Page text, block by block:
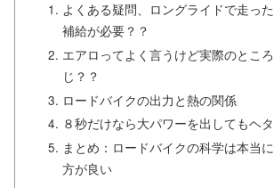
よくある疑問、ロングライドで走っ
補給が必要？？
エアロってよく言うけど実際のとこ
じ？？
ロードバイクの出力と熱の関係
８秒だけなら大パワーを出してもヘ
まとめ：ロードバイクの科学は本当
方が良い